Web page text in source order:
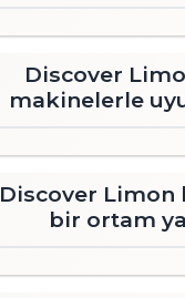
Discover
makinelerle
Discover Limon
bir ortam